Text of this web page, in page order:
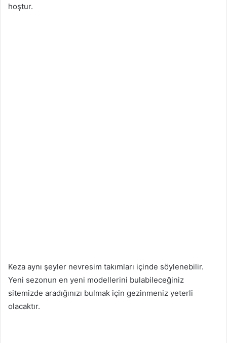
hoştur.
Keza aynı şeyler nevresim takımları içinde söylenebilir.
Yeni sezonun en yeni modellerini bulabileceğiniz
sitemizde aradığınızı bulmak için gezinmeniz yeterli
olacaktır.